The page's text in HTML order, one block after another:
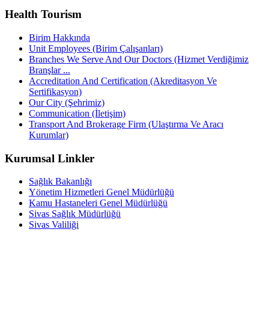
Health Tourism
Birim Hakkında
Unit Employees (Birim Çalışanları)
Branches We Serve And Our Doctors (Hizmet Verdiğimiz
Branşlar ...
Accreditation And Certification (Akreditasyon Ve
Sertifikasyon)
Our City (Şehrimiz)
Communication (İletişim)
Transport And Brokerage Firm (Ulaştırma Ve Aracı
Kurumlar)
Kurumsal Linkler
Sağlık Bakanlığı
Yönetim Hizmetleri Genel Müdürlüğü
Kamu Hastaneleri Genel Müdürlüğü
Sivas Sağlık Müdürlüğü
Sivas Valiliği